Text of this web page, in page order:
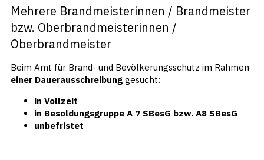
Mehrere Brandmeisterinnen / Brandmeister
bzw. Oberbrandmeisterinnen /
Oberbrandmeister
Beim Amt für Brand- und Bevölkerungsschutz im Rahmen
einer Dauerausschreibung gesucht:
in Vollzeit
in Besoldungsgruppe A 7 SBesG bzw. A8 SBesG
unbefristet